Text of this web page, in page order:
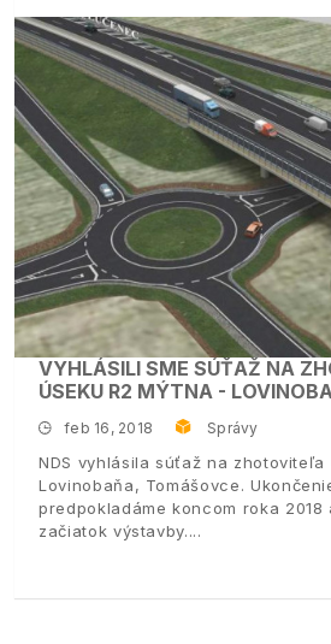
VYHLÁSILI SME SÚŤAŽ NA
ÚSEKU R2 MÝTNA -
feb 16, 2018 Správy
NDS vyhlásila súťaž na zhotoviteľa
Lovinobaňa, Tomášovce.
predpokladáme koncom roka 2018
začiatok výstavby.